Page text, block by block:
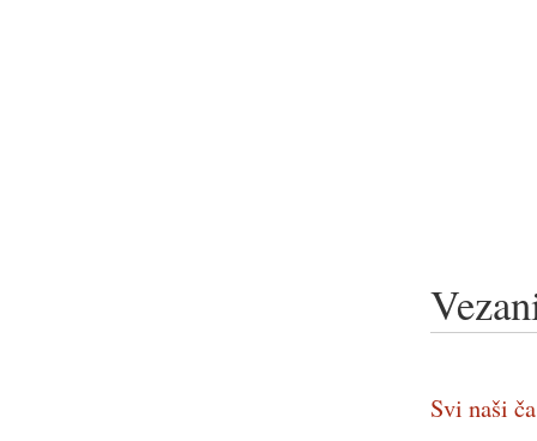
Svi naši